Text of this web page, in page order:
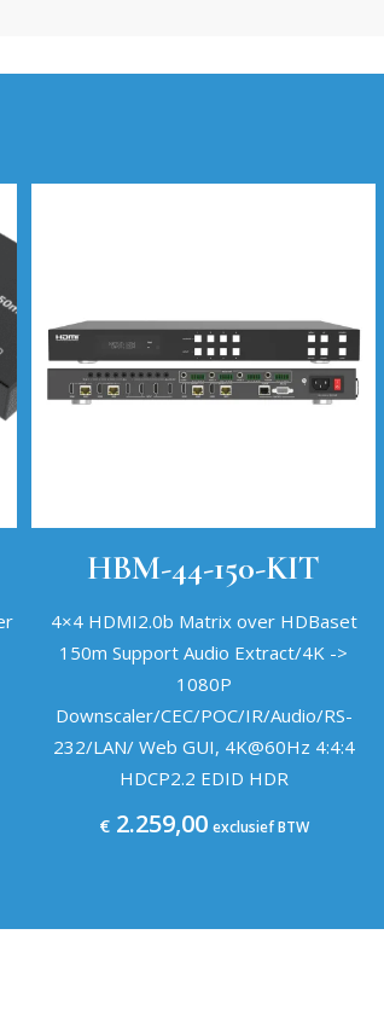
HBM-44-150-KIT
4×4 HDMI2.0b Matrix over HDBaset
150m Support Audio Extract/4K ->
1080P
Downscaler/CEC/POC/IR/Audio/RS-
232/LAN/ Web GUI, 4K@60Hz 4:4:4
HDCP2.2 EDID HDR
€2.259,00 exclusief BTW